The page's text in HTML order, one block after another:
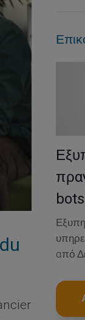
bots
από